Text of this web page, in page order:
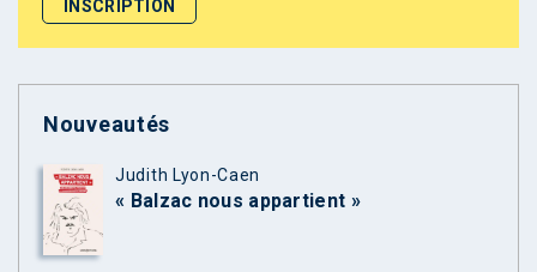
Nouveautés
Judith Lyon-Caen
« Balzac nous appartient »